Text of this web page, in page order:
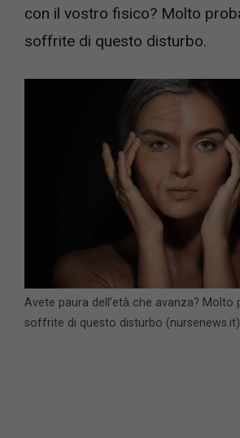
con il vostro fisico? Molto
soffrite di questo disturbo.
Avete paura dell’età che avanza? Molto
soffrite di questo disturbo (nursenews.it)